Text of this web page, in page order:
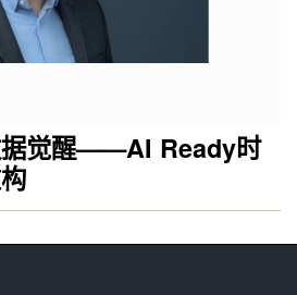
据觉醒——AI Ready时